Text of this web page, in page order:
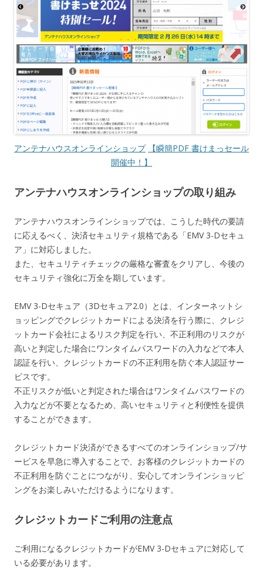
アンテナハウスオンラインショップ
【瞬簡PDF 書けまっセール
開催中！】
アンテナハウスオンラインショップの取り組み
アンテナハウスオンラインショップでは、こうした時代の要請
に応えるべく、決済セキュリティ規格である「EMV 3-Dセキュ
ア」に対応しました。
また、セキュリティチェックの厳格な審査をクリアし、今後の
セキュリティ強化に万全を期しています。
EMV 3-Dセキュア（3Dセキュア2.0）とは、インターネットシ
ョッピングでクレジットカードによる決済を行う際に、クレジ
ットカード会社によるリスク判定を行い、不正利用のリスクが
高いと判定した場合にワンタイムパスワードの入力などで本人
認証を行い、クレジットカードの不正利用を防ぐ本人認証サー
ビスです。
不正リスクが低いと判定された場合はワンタイムパスワードの
入力などが不要となるため、高いセキュリティと利便性を提供
することができます。
クレジットカード決済ができるすべてのオンラインショップ/サ
ービスを早急に導入することで、お客様のクレジットカードの
不正利用を防ぐことにつながり、安心してオンラインショッピ
ングをお楽しみいただけるようになります。
クレジットカードご利用の注意点
ご利用になるクレジットカードがEMV 3-Dセキュアに対応して
いる必要があります。